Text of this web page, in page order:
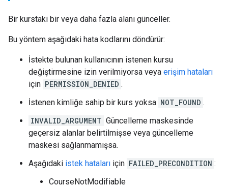
Bir kurstaki bir veya daha fazla alanı günceller.
Bu yöntem aşağıdaki hata kodlarını döndürür:
İstekte bulunan kullanıcının istenen kursu
değiştirmesine izin verilmiyorsa veya erişim hataları
için PERMISSION_DENIED .
İstenen kimliğe sahip bir kurs yoksa NOT_FOUND .
INVALID_ARGUMENT Güncelleme maskesinde
geçersiz alanlar belirtilmişse veya güncelleme
maskesi sağlanmamışsa.
Aşağıdaki istek hataları için FAILED_PRECONDITION :
CourseNotModifiable